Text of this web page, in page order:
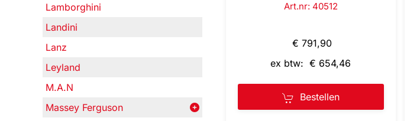
Lamborghini
Landini
Lanz
Leyland
M.A.N
Massey Ferguson
Art.nr: 40512
€ 791,90
ex btw: € 654,46
Bestellen